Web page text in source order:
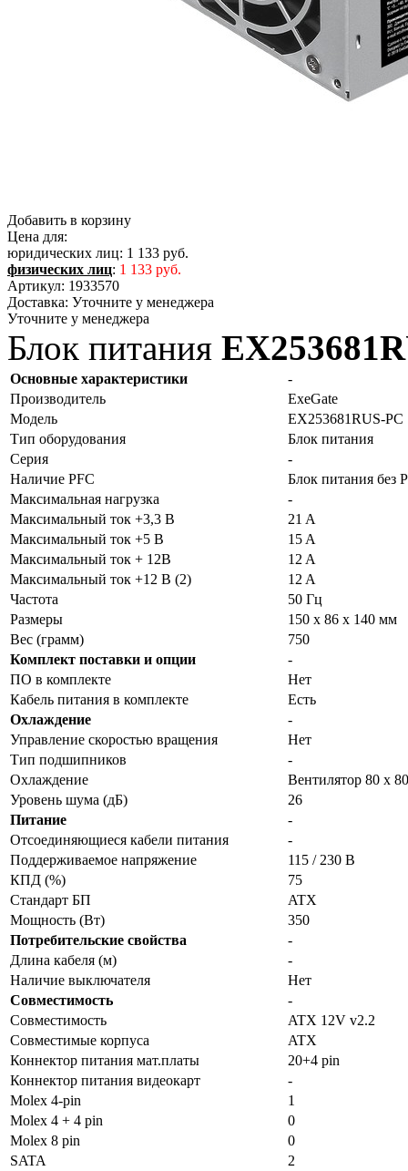
Добавить в корзину
Цена для:
юридических лиц: 1 133 руб.
физических лиц: 1 133 руб.
Артикул: 1933570
Доставка: Уточните у менеджера
Уточните у менеджера
Блок питания
Основные характеристики
-
Производитель
ExeGate
Модель
EX253681RUS-PC
Тип оборудования
Блок питания
Серия
-
Наличие PFC
Блок питания без
Максимальная нагрузка
-
Максимальный ток +3,3 В
21 A
Максимальный ток +5 В
15 A
Максимальный ток + 12В
12 A
Максимальный ток +12 В (2)
12 A
Частота
50 Гц
Размеры
150 x 86 x 140 мм
Вес (грамм)
750
Комплект поставки и опции
-
ПО в комплекте
Нет
Кабель питания в комплекте
Есть
Охлаждение
-
Управление скоростью вращения
Нет
Тип подшипников
-
Охлаждение
Вентилятор 80 x
Уровень шума (дБ)
26
Питание
-
Отсоединяющиеся кабели питания
-
Поддерживаемое напряжение
115 / 230 В
КПД (%)
75
Стандарт БП
ATX
Мощность (Вт)
350
Потребительские свойства
-
Длина кабеля (м)
-
Наличие выключателя
Нет
Совместимость
-
Совместимость
ATX 12V v2.2
Совместимые корпуса
ATX
Коннектор питания мат.платы
20+4 pin
Коннектор питания видеокарт
-
Molex 4-pin
1
Molex 4 + 4 pin
0
Molex 8 pin
0
SATA
2